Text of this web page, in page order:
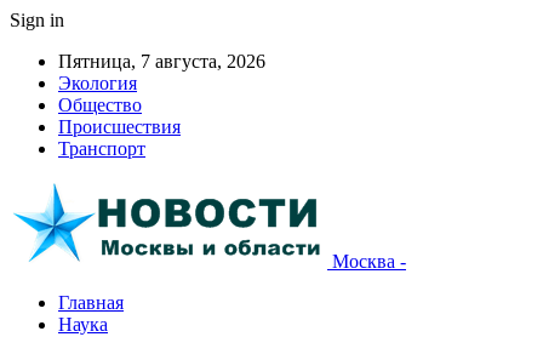
Sign in
Пятница, 7 августа, 2026
Экология
Общество
Происшествия
Транспорт
Москва -
Главная
Наука